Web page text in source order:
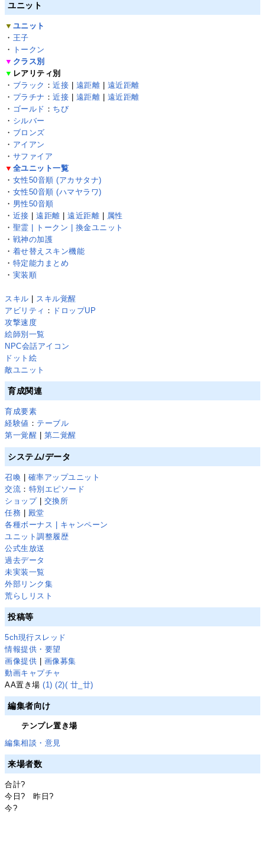
ユニット
▼ ユニット
・ 王子
・
トークン
▼ クラス別
▼ レアリティ別
・ ブラック ：近接 遠距離
遠近距離
・ プラチナ ：近接 遠距離
遠近距離
・ ゴールド ： ちび
・ シルバー
・ ブロンズ
・ アイアン
・ サファイア
▼ 全ユニット一覧
・ 女性50音順 (アカサタナ)
・ 女性50音順 (ハマヤラワ)
・ 男性50音順
・ 近接 |遠距離 |遠近距離
属性
・ 聖霊 | トークン | 換金ユニット
・ 戦神の加護
・ 着せ替えスキン機能
・ 特定能力まとめ
・ 実装順
スキル
スキル覚醒
アビリティ ： ドロップUP
攻撃速度
絵師別一覧
NPC会話アイコン
ドット絵
敵ユニット
育成関連
育成要素
経験値 ： テーブル
第一覚醒
第二覚醒
システム/データ
召喚 | 確率アップユニット
交流 ： 特別エピソード
ショップ| 交換所
任務 | 殿堂
各種ボーナス | キャンペーン
ユニット調整履歴
公式生放送
過去データ
未実装一覧
外部リンク集
荒らしリスト
投稿等
5ch現行スレッド
情報提供・要望
画像提供
画像募集
動画キャプチャ
AA置き場(1) (2)( 廿_廿)
編集者向け
テンプレ置き場
編集相談・意見
来場者数
合計?
今日? 昨日?
今?